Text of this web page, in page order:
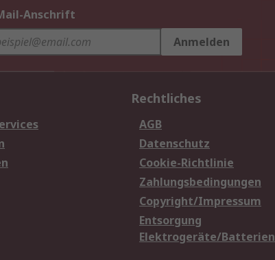
Anschrift
Anmelden
Rechtliches
AGB
Datenschutz
Cookie-Richtlinie
Zahlungsbedingungen
Copyright/Impressum
Entsorgung
Elektrogeräte/Batterien